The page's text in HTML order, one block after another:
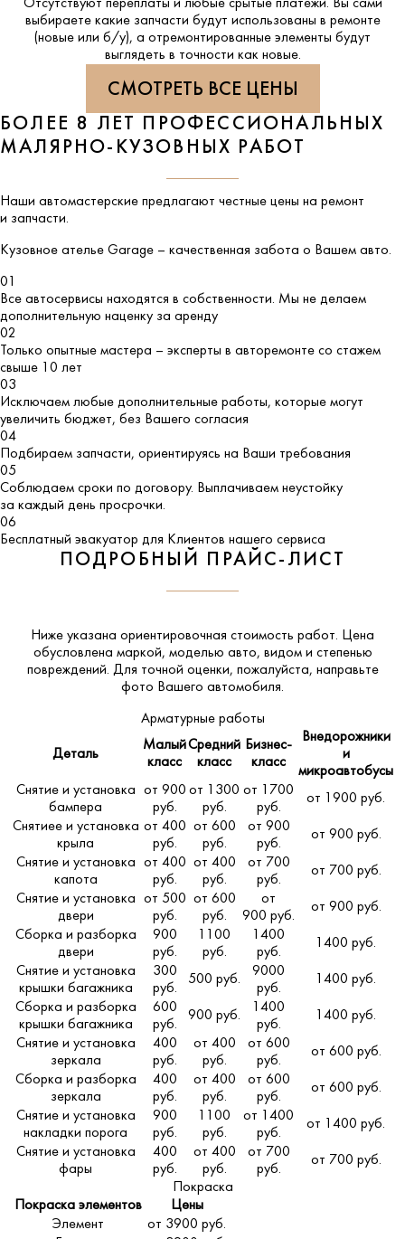
Отсутствуют переплаты и любые срытые платежи. Вы сами
выбираете какие запчасти будут использованы в ремонте
(новые или б/у), а отремонтированные элементы будут
выглядеть в точности как новые.
СМОТРЕТЬ ВСЕ ЦЕНЫ
БОЛЕЕ 8 ЛЕТ ПРОФЕССИОНАЛЬНЫХ
МАЛЯРНО-КУЗОВНЫХ РАБОТ
Наши автомастерские предлагают честные цены на ремонт
и запчасти.
Кузовное ателье Garage – качественная забота о Вашем авто.
01
Все автосервисы находятся в собственности. Мы не делаем
дополнительную наценку за аренду
02
Только опытные мастера – эксперты в авторемонте со стажем
свыше 10 лет
03
Исключаем любые дополнительные работы, которые могут
увеличить бюджет, без Вашего согласия
04
Подбираем запчасти, ориентируясь на Ваши требования
05
Соблюдаем сроки по договору. Выплачиваем неустойку
за каждый день просрочки.
06
Бесплатный эвакуатор для Клиентов нашего сервиса
ПОДРОБНЫЙ ПРАЙС-ЛИСТ
Ниже указана ориентировочная стоимость работ. Цена
обусловлена маркой, моделью авто, видом и степенью
повреждений. Для точной оценки, пожалуйста, направьте
фото Вашего автомобиля.
Арматурные работы
Деталь
Малый
класс
Средний
класс
Бизнес-
класс
Внедорожники
и
микроавтобусы
Снятие и установка
бампера
от 900
руб.
от 1300
руб.
от 1700
руб.
от 1900 руб.
Снятиее и установка
крыла
от 400
руб.
от 600
руб.
от 900
руб.
от 900 руб.
Снятие и установка
капота
от 400
руб.
от 400
руб.
от 700
руб.
от 700 руб.
Снятие и установка
двери
от 500
руб.
от 600
руб.
от
900 руб.
от 900 руб.
Сборка и разборка
двери
900
руб.
1100
руб.
1400
руб.
1400 руб.
Снятие и установка
крышки багажника
300
руб.
500 руб.
9000
руб.
1400 руб.
Сборка и разборка
крышки багажника
600
руб.
900 руб.
1400
руб.
1400 руб.
Снятие и установка
зеркала
400
руб.
от 400
руб.
от 600
руб.
от 600 руб.
Сборка и разборка
зеркала
400
руб.
от 400
руб.
от 600
руб.
от 600 руб.
Снятие и установка
накладки порога
900
руб.
1100
руб.
от 1400
руб.
от 1400 руб.
Снятие и установка
фары
400
руб.
от 400
руб.
от 700
руб.
от 700 руб.
Покраска
Покраска элементов
Цены
Элемент
от 3900 руб.